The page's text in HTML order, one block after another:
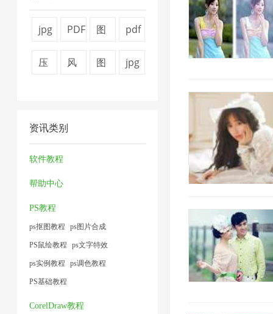
jpg
缩
1
PDF
1
图
pdf
1
压
片
4
风
片
图
jpg
资讯类别
软件教程
帮助中心
PS教程
ps抠图教程 ps图片合成
PS鼠绘教程 ps文字特效
ps实例教程 ps调色教程
PS基础教程
CorelDraw教程
2019/2/15 11:20:34